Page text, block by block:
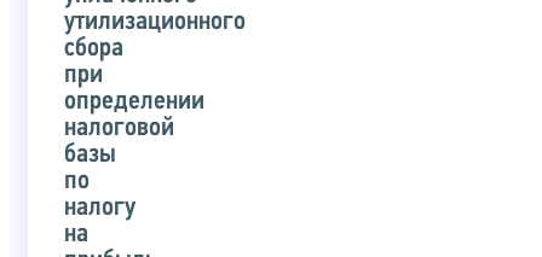
утилизационного
сбора
при
определении
налоговой
базы
по
налогу
на